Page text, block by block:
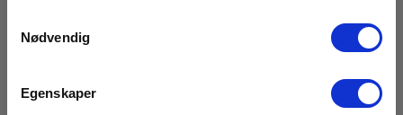
Nødvendig
Egenskaper
Metrel S2001 Jordmotstandssett, 4-polt, 20 m